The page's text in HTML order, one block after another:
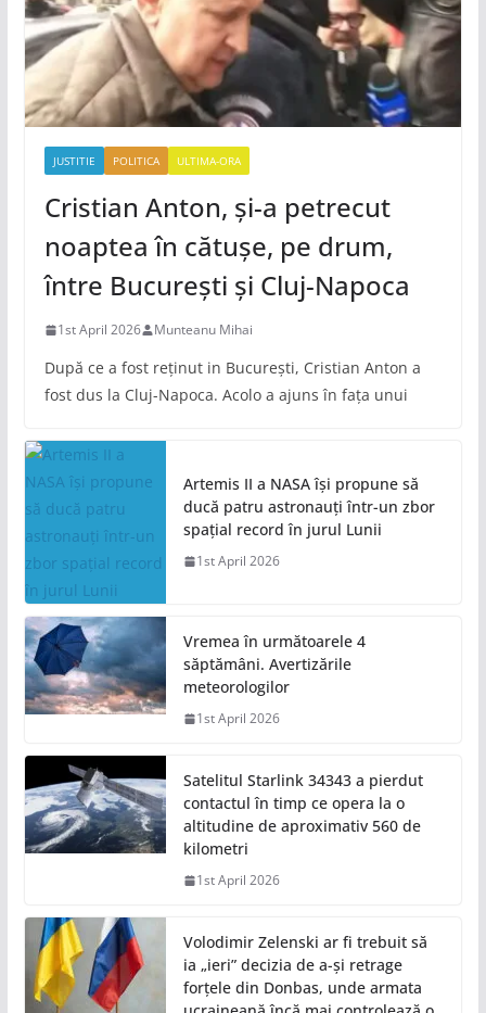
JUSTITIE POLITICA ULTIMA-ORA
Cristian Anton, și-a petrecut
noaptea în cătușe, pe drum,
între București și Cluj-Napoca
1st April 2026 Munteanu Mihai
După ce a fost reținut in București, Cristian Anton a
fost dus la Cluj-Napoca. Acolo a ajuns în fața unui
Artemis II a NASA își propune să
ducă patru astronauți într-un zbor
spațial record în jurul Lunii
1st April 2026
Vremea în următoarele 4
săptămâni. Avertizările
meteorologilor
1st April 2026
Satelitul Starlink 34343 a pierdut
contactul în timp ce opera la o
altitudine de aproximativ 560 de
kilometri
1st April 2026
Volodimir Zelenski ar fi trebuit să
ia „ieri” decizia de a-și retrage
forțele din Donbas, unde armata